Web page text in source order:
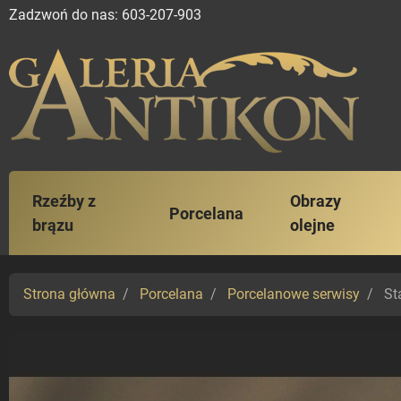
Zadzwoń do nas: 603-207-903
Rzeźby z
brązu
Porcelana
Obrazy
olejne
Strona główna Porcelana Porcelanowe serwisy